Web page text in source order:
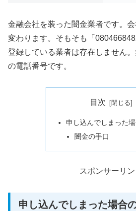
金融会社を装った闇金業者です。
変わります。そもそも「
登録している業者は存在しません
の電話番号です。
目次
申し込んでしまった
闇金の手口
スポンサーリン
申し込んでしまった場合